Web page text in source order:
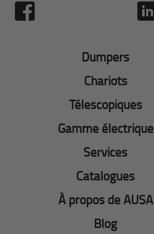
Dumpers
Chariots
Télescopiques
Gamme électrique
Services
Catalogues
À propos de AUSA
Blog